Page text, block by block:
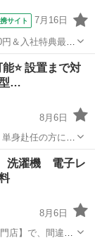
サイト 7月16日
＆入社特典最大
未経験OK＆研修
⭐️ 設置まで対
…
8月6日
洗濯機 電子レ
8月6日